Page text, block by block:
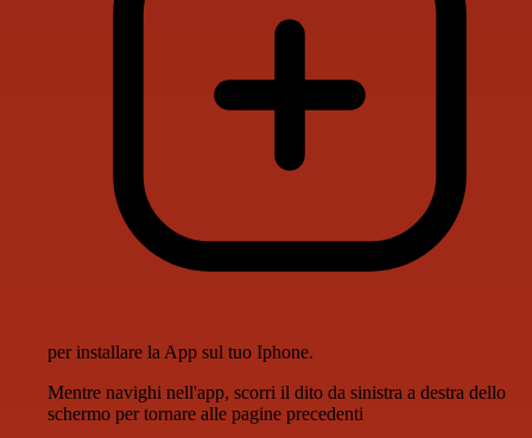
per installare la App sul tuo Iphone.
Mentre navighi nell'app, scorri il dito da sinistra a destra dello
schermo per tornare alle pagine precedenti